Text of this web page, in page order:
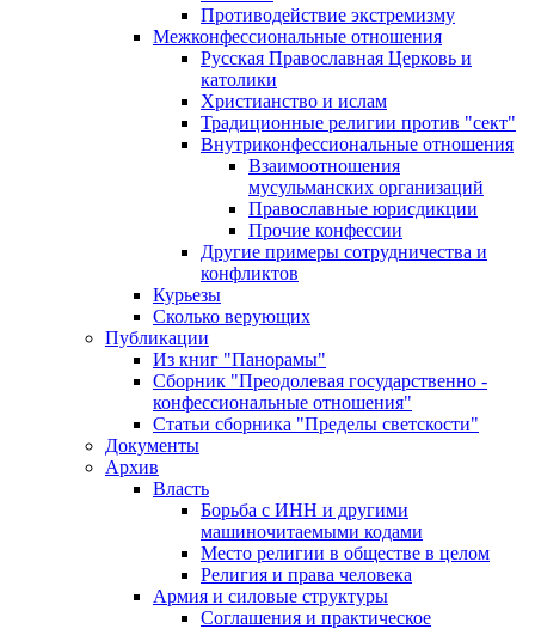
Противодействие экстремизму
Межконфессиональные отношения
Русская Православная Церковь и
католики
Христианство и ислам
Традиционные религии против "сект"
Внутриконфессиональные отношения
Взаимоотношения
мусульманских организаций
Православные юрисдикции
Прочие конфессии
Другие примеры сотрудничества и
конфликтов
Курьезы
Сколько верующих
Публикации
Из книг "Панорамы"
Сборник "Преодолевая государственно -
конфессиональные отношения"
Статьи сборника "Пределы светскости"
Документы
Архив
Власть
Борьба с ИНН и другими
машиночитаемыми кодами
Место религии в обществе в целом
Религия и права человека
Армия и силовые структуры
Соглашения и практическое